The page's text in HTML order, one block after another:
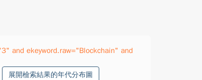
and ekeyword.raw="Blockchain" and
展開檢索結果的年代分布圖